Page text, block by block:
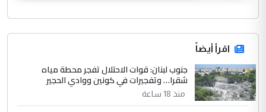
اقرأ أيضاً
جنوب لبنان: قوات الاحتلال تفجر محطة مياه
شقرا… وتفجيرات في كونين ووادي الحجير
منذ 18 ساعة